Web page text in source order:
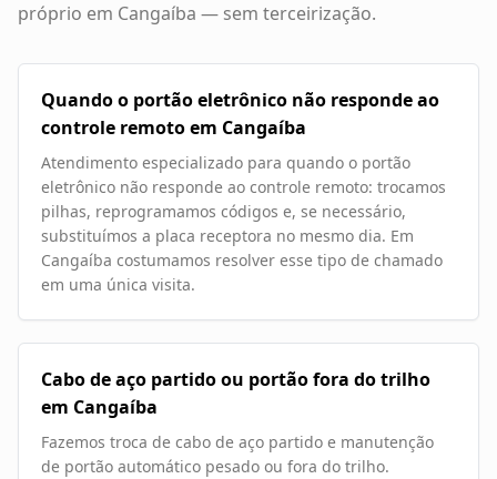
próprio em Cangaíba — sem terceirização.
Quando o portão eletrônico não responde ao
controle remoto em Cangaíba
Atendimento especializado para quando o portão
eletrônico não responde ao controle remoto: trocamos
pilhas, reprogramamos códigos e, se necessário,
substituímos a placa receptora no mesmo dia. Em
Cangaíba costumamos resolver esse tipo de chamado
em uma única visita.
Cabo de aço partido ou portão fora do trilho
em Cangaíba
Fazemos troca de cabo de aço partido e manutenção
de portão automático pesado ou fora do trilho.